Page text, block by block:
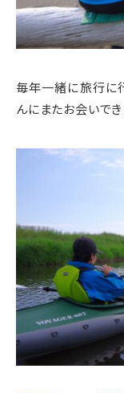
毎年一緒に旅行に
んにまたお会いでき